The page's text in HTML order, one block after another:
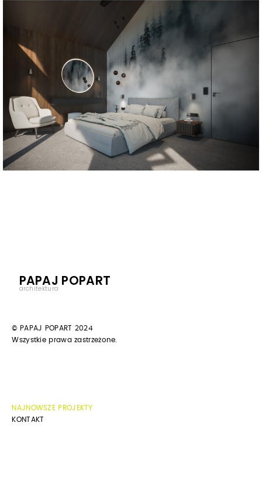
PAPAJ POPART
architektura
© PAPAJ POPART 2024
Wszystkie prawa zastrzeżone.
NAJNOWSZE PROJEKTY
KONTAKT